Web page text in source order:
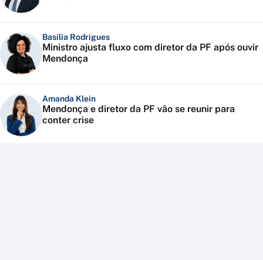
Basília Rodrigues
Ministro ajusta fluxo com diretor da PF após ouvir
Mendonça
Amanda Klein
Mendonça e diretor da PF vão se reunir para
conter crise